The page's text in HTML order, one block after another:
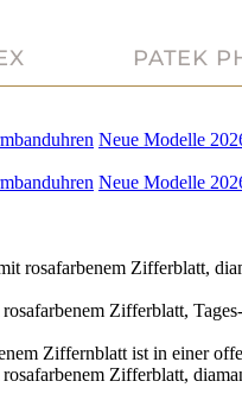
PATEK
Neue Modelle
Neue Modelle